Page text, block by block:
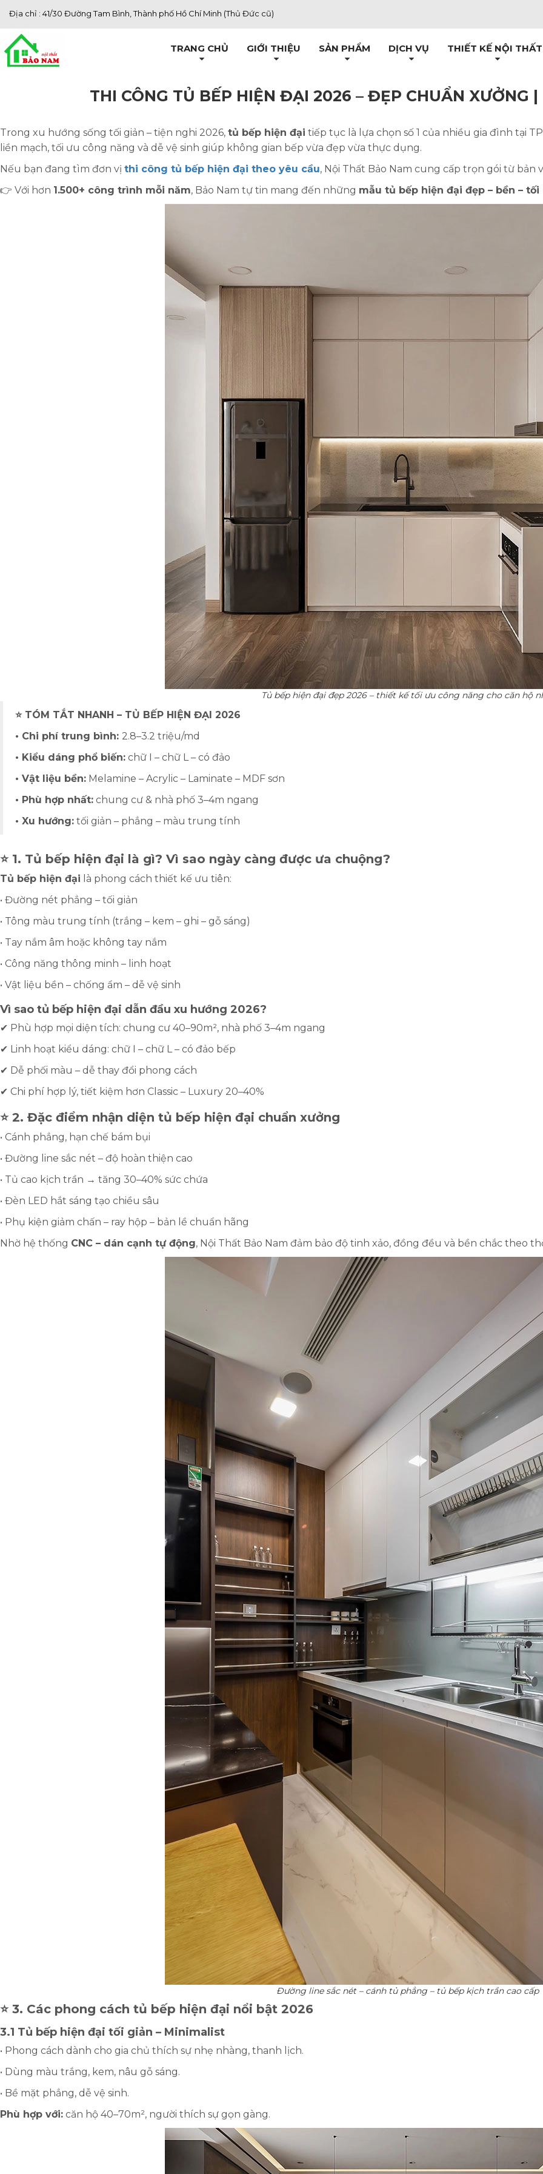
Địa chỉ : 41/30 Đường Tam Bình, Thành phố Hồ Chí Minh (Thủ Đức cũ)
TRANG CHỦ GIỚI THIỆU SẢN PHẨM DỊCH VỤ THIẾT KẾ NỘI THẤT
THI CÔNG TỦ BẾP HIỆN ĐẠI 2026 – ĐẸP CHUẨN XƯỞNG
Trong xu hướng sống tối giản – tiện nghi 2026, tủ bếp hiện đại tiếp tục là lựa chọn số 1 của nhiều gia đình tại
liền mạch, tối ưu công năng và dễ vệ sinh giúp không gian bếp vừa đẹp vừa thực dụng.
Nếu bạn đang tìm đơn vị thi công tủ bếp hiện đại theo yêu cầu, Nội Thất Bảo Nam cung cấp trọn gói từ bản
👉 Với hơn 1.500+ công trình mỗi năm, Bảo Nam tự tin mang đến những mẫu tủ bếp hiện đại đẹp – bền –
Tủ bếp hiện đại đẹp 2026 – thiết kế tối ưu công năng cho căn hộ
⭐ TÓM TẮT NHANH – TỦ BẾP HIỆN ĐẠI 2026
• Chi phí trung bình: 2.8–3.2 triệu/md
• Kiểu dáng phổ biến: chữ I – chữ L – có đảo
• Vật liệu bền: Melamine – Acrylic – Laminate – MDF sơn
• Phù hợp nhất: chung cư & nhà phố 3–4m ngang
• Xu hướng: tối giản – phẳng – màu trung tính
⭐ 1. Tủ bếp hiện đại là gì? Vì sao ngày càng được ưa chuộng?
Tủ bếp hiện đại là phong cách thiết kế ưu tiên:
• Đường nét phẳng – tối giản
• Tông màu trung tính (trắng – kem – ghi – gỗ sáng)
• Tay nắm âm hoặc không tay nắm
• Công năng thông minh – linh hoạt
• Vật liệu bền – chống ẩm – dễ vệ sinh
Vì sao tủ bếp hiện đại dẫn đầu xu hướng 2026?
✔ Phù hợp mọi diện tích: chung cư 40–90m², nhà phố 3–4m ngang
✔ Linh hoạt kiểu dáng: chữ I – chữ L – có đảo bếp
✔ Dễ phối màu – dễ thay đổi phong cách
✔ Chi phí hợp lý, tiết kiệm hơn Classic – Luxury 20–40%
⭐ 2. Đặc điểm nhận diện tủ bếp hiện đại chuẩn xưởng
• Cánh phẳng, hạn chế bám bụi
• Đường line sắc nét – độ hoàn thiện cao
• Tủ cao kịch trần → tăng 30–40% sức chứa
• Đèn LED hắt sáng tạo chiều sâu
• Phụ kiện giảm chấn – ray hộp – bản lề chuẩn hãng
Nhờ hệ thống CNC – dán cạnh tự động, Nội Thất Bảo Nam đảm bảo độ tinh xảo, đồng đều và bền chắc theo
Đường line sắc nét – cánh tủ phẳng – tủ bếp kịch trần cao cấp
⭐ 3. Các phong cách tủ bếp hiện đại nổi bật 2026
3.1 Tủ bếp hiện đại tối giản – Minimalist
• Phong cách dành cho gia chủ thích sự nhẹ nhàng, thanh lịch.
• Dùng màu trắng, kem, nâu gỗ sáng.
• Bề mặt phẳng, dễ vệ sinh.
Phù hợp với: căn hộ 40–70m², người thích sự gọn gàng.